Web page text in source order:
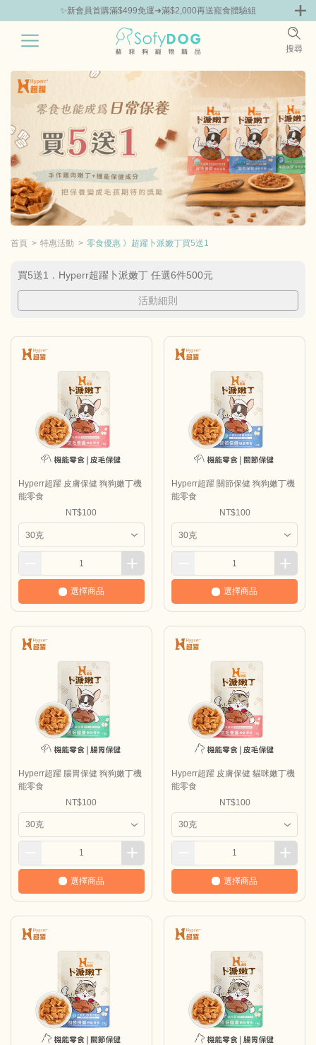
✨新會員首購滿$499免運➜滿$2,000再送寵食體驗組
搜尋
飼料 | 凍乾優惠組 主食罐 | 餐包優惠 團購優惠
首頁 特惠活動 零食優惠 》超躍卜派嫩丁買5送1
買5送1．Hyperr超躍卜派嫩丁 任選6件500元
活動細則
Hyperr超躍 皮膚保健 狗狗嫩丁機
能零食
NT$100
選擇商品
Hyperr超躍 關節保健 狗狗嫩丁機
能零食
NT$100
選擇商品
Hyperr超躍 腸胃保健 狗狗嫩丁機
能零食
NT$100
選擇商品
Hyperr超躍 皮膚保健 貓咪嫩丁機
能零食
NT$100
選擇商品